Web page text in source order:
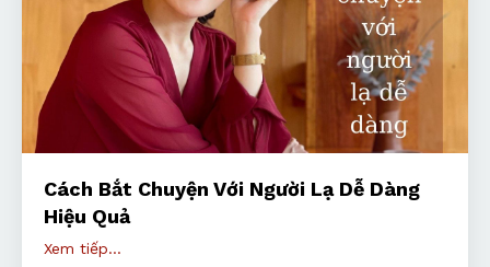
Cách Bắt Chuyện Với Người Lạ Dễ Dàng
Hiệu Quả
Xem tiếp...